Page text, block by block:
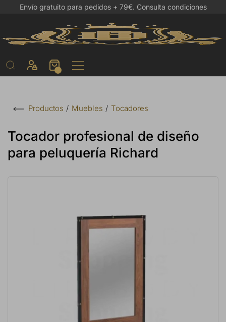
Envío gratuito para pedidos + 79€. Consulta condiciones
Productos Muebles Tocadores
Tocador profesional de diseño
para peluquería Richard